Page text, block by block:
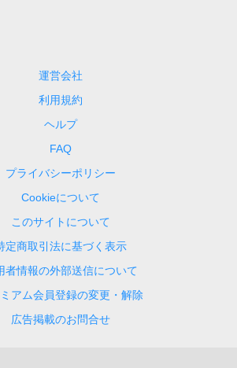
運営会社
利用規約
ヘルプ
FAQ
プライバシーポリシー
Cookieについて
このサイトについて
定商取引法に基づく表示
者情報の外部送信について
アム会員登録の変更・解除
広告掲載のお問合せ